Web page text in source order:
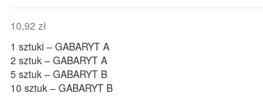
10,92 zł
1 sztuki – GABARYT A
2 sztuk – GABARYT A
5 sztuk – GABARYT B
10 sztuk – GABARYT B